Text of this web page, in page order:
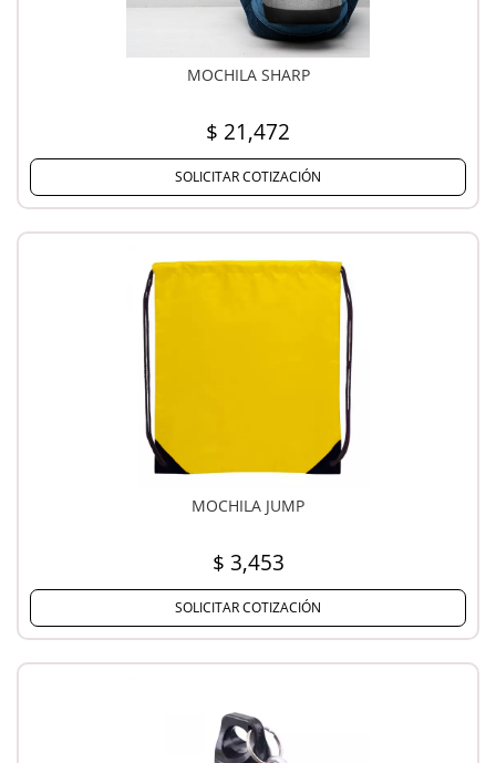
MOCHILA SHARP
$ 21,472
SOLICITAR COTIZACIÓN
MOCHILA JUMP
$ 3,453
SOLICITAR COTIZACIÓN